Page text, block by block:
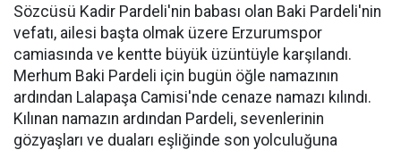
Sözcüsü Kadir Pardeli'nin babası olan Baki Pardeli'nin
vefatı, ailesi başta olmak üzere Erzurumspor
camiasında ve kentte büyük üzüntüyle karşılandı.
Merhum Baki Pardeli için bugün öğle namazının
ardından Lalapaşa Camisi'nde cenaze namazı kılındı.
Kılınan namazın ardından Pardeli, sevenlerinin
gözyaşları ve duaları eşliğinde son yolculuğuna